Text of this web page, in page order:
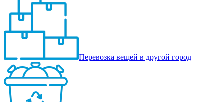
Перевозка вещей в другой город